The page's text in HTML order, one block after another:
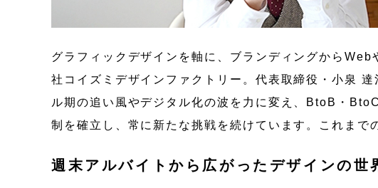
グラフィックデザインを軸に、ブランディングから
社コイズミデザインファクトリー。代表取締役・小泉
ル期の追い風やデジタル化の波を力に変え、BtoB・
制を確立し、常に新たな挑戦を続けています。これまで
週末アルバイトから広がったデザインの